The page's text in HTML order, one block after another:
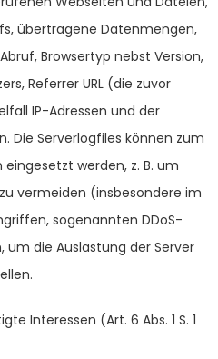
übertragene Datenmengen,
Browsertyp nebst Version,
Referrer URL (die zuvor
IP-Adressen und der
Die Serverlogfiles können zum
werden, z. B. um
vermeiden (insbesondere im
sogenannten DDoS-
die Auslastung der Server
Interessen (Art. 6 Abs. 1 S. 1